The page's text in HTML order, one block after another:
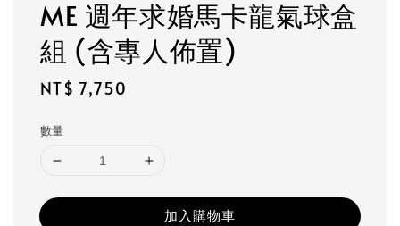
ME 週年求婚馬卡龍氣球盒
組 (含專人佈置)
Regular
NT$ 7,750
數量
加入購物車